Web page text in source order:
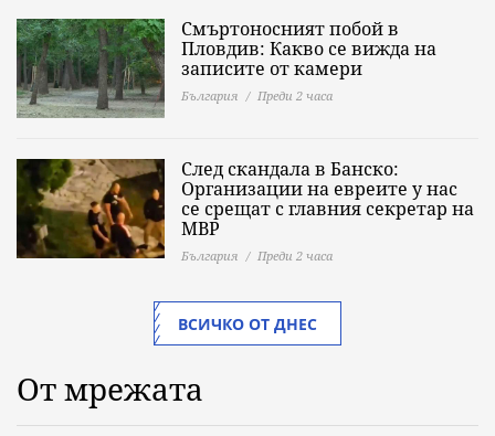
Смъртоносният побой в
Пловдив: Какво се вижда на
записите от камери
България Преди 2 часа
След скандала в Банско:
Организации на евреите у нас
се срещат с главния секретар на
МВР
България Преди 2 часа
ВСИЧКО ОТ ДНЕС
От мрежата